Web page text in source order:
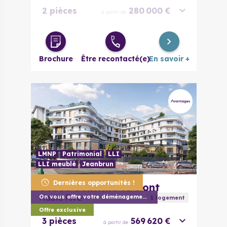
2 pièces à partir de 280 000 €
2 pièces
évolutif
à partir de 285 300 €
4 pièces à partir de 445 850 €
Brochure Être recontacté(e)En savoir +
Dernières opportunités !
On vous offre votre déménagement (1) !
Offre exclusive
LMNP Patrimonial
LLI
LLI meublé
Jeanbrun
94340 Joinville-le-Pont
Haute Rive 1 logement
3 pièces à partir de 569 620 €